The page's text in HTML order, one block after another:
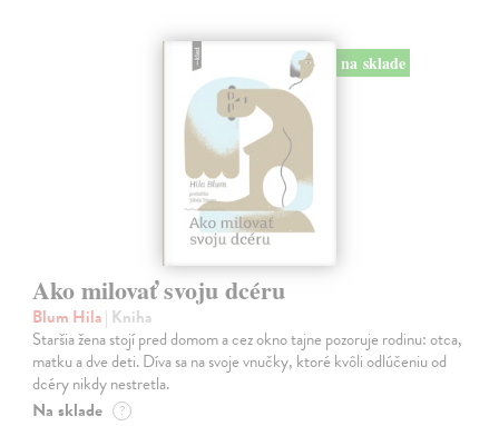
na sklade
Ako milovať svoju dcéru
Blum Hila| Kniha
Staršia žena stojí pred domom a cez okno tajne pozoruje rodinu: otca,
matku a dve deti. Díva sa na svoje vnučky, ktoré kvôli odlúčeniu od
dcéry nikdy nestretla.
Na sklade ?